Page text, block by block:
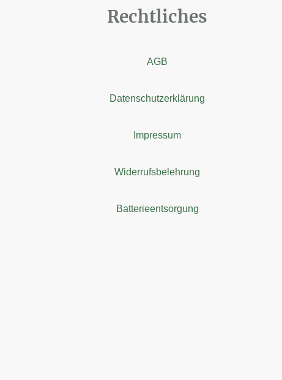
Rechtliches
AGB
Datenschutzerklärung
Impressum
Widerrufsbelehrung
Batterieentsorgung